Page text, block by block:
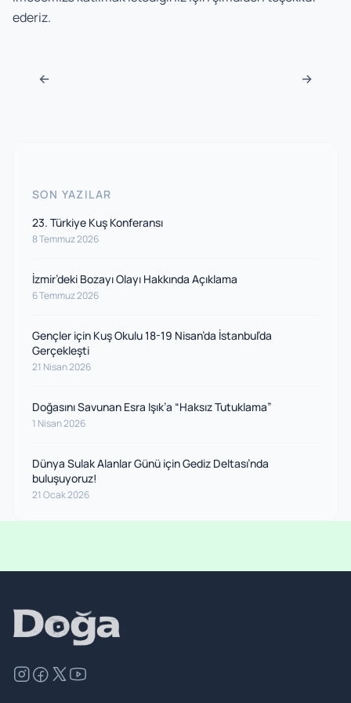
ederiz.
Navigasyon sonrası
← →
SON YAZILAR
23. Türkiye Kuş Konferansı
8 Temmuz 2026
İzmir’deki Bozayı Olayı Hakkında Açıklama
6 Temmuz 2026
Gençler için Kuş Okulu 18-19 Nisan’da İstanbul’da
Gerçekleşti
21 Nisan 2026
Doğasını Savunan Esra Işık’a “Haksız Tutuklama”
1 Nisan 2026
Dünya Sulak Alanlar Günü için Gediz Deltası’nda
buluşuyoruz!
21 Ocak 2026